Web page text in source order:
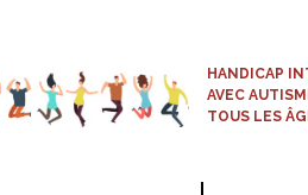
HANDICAP
AVEC
TOUS LES